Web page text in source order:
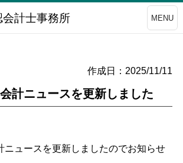
計士事務所 MENU
作成日：2025/11/11
計ニュースを更新しました
ニュースを更新しましたのでお知らせ